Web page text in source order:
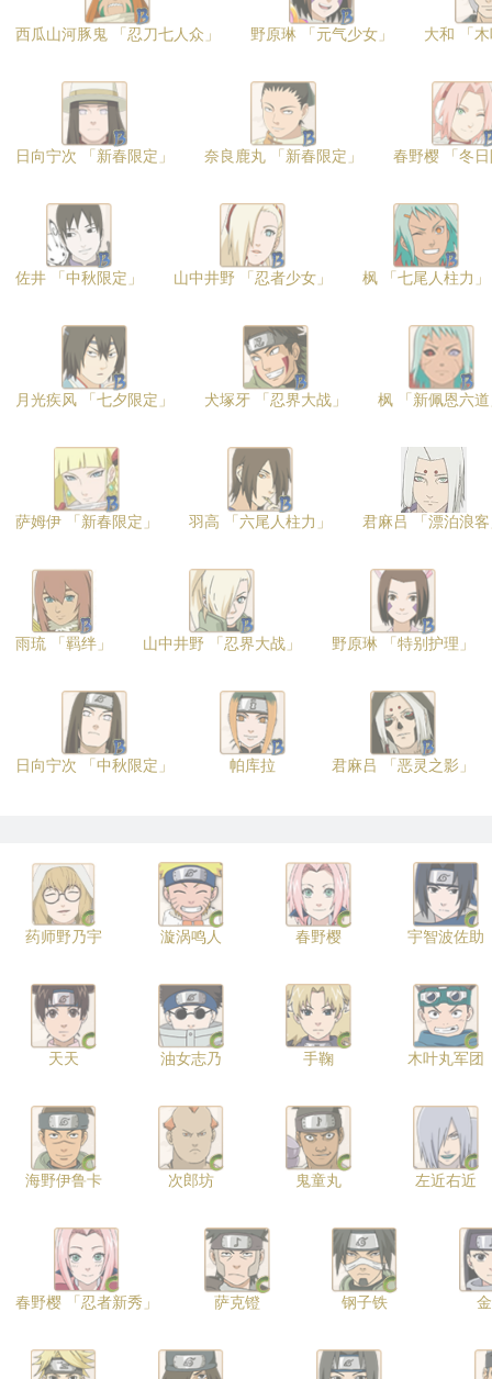
西瓜山河豚鬼 「忍刀七人众」 野原琳 「元气少女」 大和 「
日向宁次 「新春限定」 奈良鹿丸 「新春限定」 春野樱 「冬
佐井 「中秋限定」 山中井野 「忍者少女」 枫 「七尾人柱力」
月光疾风 「七夕限定」 犬塚牙 「忍界大战」 枫 「新佩恩六
萨姆伊 「新春限定」 羽高 「六尾人柱力」 君麻吕 「漂泊浪
雨琉 「羁绊」 山中井野 「忍界大战」 野原琳 「特别护理」
日向宁次 「中秋限定」 帕库拉 君麻吕 「恶灵之影」
药师野乃宇 漩涡鸣人 春野樱 宇智波佐助
天天 油女志乃 手鞠 木叶丸军团
海野伊鲁卡 次郎坊 鬼童丸 左近右近
春野樱 「忍者新秀」 萨克镫 钢子铁